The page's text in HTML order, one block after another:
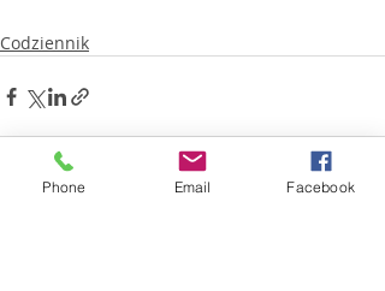
Codziennik
Phone Email Facebook